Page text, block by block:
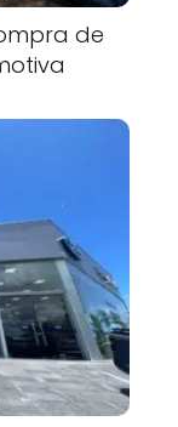
de